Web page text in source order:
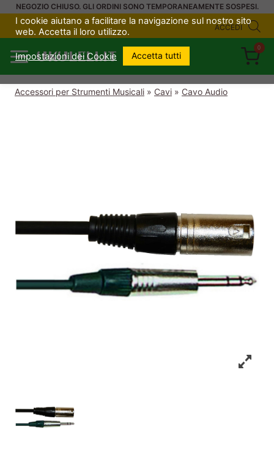
SaltaNEGOZIO CHIUSO. GLI ORDINI SONO TEMPORANEAMENTE SOSPESI.
ACCEDI
UKULELI.IT
0
Accessori per Strumenti Musicali » Cavi » Cavo Audio
I cookie aiutano a facilitare la navigazione sul nostro sito
web. Accetta il loro utilizzo.
Impostazioni dei Cookie Accetta tutti